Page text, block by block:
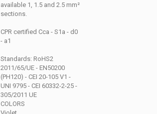
available 1, 1.5 and 2.5 mm²
sections.
CPR certified Cca - S1a - d0
- a1
Standards: RoHS2
2011/65/UE - EN50200
(PH120) - CEI 20-105 V1 -
UNI 9795 - CEI 60332-2-25 -
305/2011 UE
COLORS